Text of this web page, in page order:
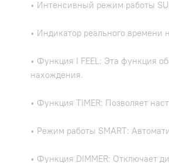
• Интенсивный режим работы
• Индикатор реального времени
• Функция I FEEL: Эта функция
нахождения.
• Функция TIMER: Позволяет
• Режим работы SMART:
• Функция DIMMER: Отключает